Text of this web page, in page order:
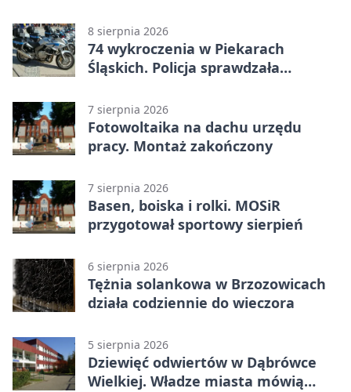
8 sierpnia 2026
74 wykroczenia w Piekarach
Śląskich. Policja sprawdzała
7 sierpnia 2026
Fotowoltaika na dachu urzędu
pracy. Montaż zakończony
7 sierpnia 2026
Basen, boiska i rolki. MOSiR
przygotował sportowy sierpień
6 sierpnia 2026
Tężnia solankowa w Brzozowicach
działa codziennie do wieczora
5 sierpnia 2026
Dziewięć odwiertów w Dąbrówce
Wielkiej. Władze miasta mówią